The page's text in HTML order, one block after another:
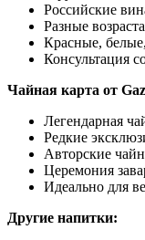
Российские
Разные
Красные,
Консультация
Чайная карта от
Легендарная
Редкие
Авторские
Церемония
Идеально для
Другие напитки: